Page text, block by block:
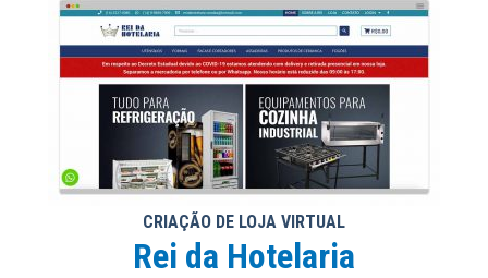
CRIAÇÃO DE LOJA VIRTUAL
Rei da Hotelaria